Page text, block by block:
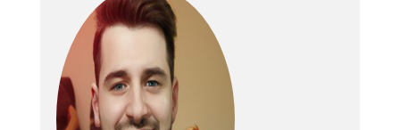
surface lisse créent
une atmosphère
moderne et
professionnelle.
HAUTEUR RÉGLABLE
POUR LA
POLYVALENCE -